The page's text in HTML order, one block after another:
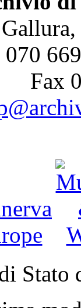
070
Fax
Stato